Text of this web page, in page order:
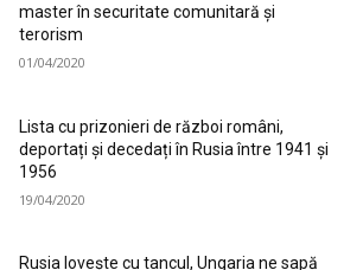
master în securitate comunitară și
terorism
01/04/2020
Lista cu prizonieri de război români,
deportați și decedați în Rusia între 1941 și
1956
19/04/2020
Rusia lovește cu tancul, Ungaria ne sapă